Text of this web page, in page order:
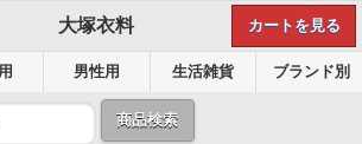
大塚衣料 カートを見る
男性用 生活雑貨 ブランド別
商品検索